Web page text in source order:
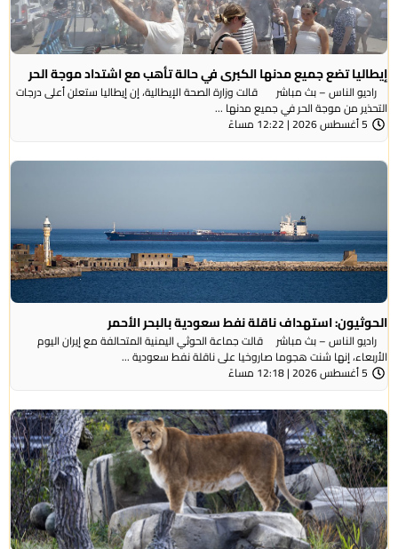
إيطاليا تضع جميع مدنها الكبرى في حالة تأهب مع اشتداد موجة الحر
راديو الناس – بث مباشر قالت وزارة الصحة الإيطالية، إن إيطاليا ستعلن أعلى درجات
التحذير من موجة ​الحر في جميع مدنها ...
5 أغسطس 2026 | 12:22 مساءً
الحوثيون: استهداف ناقلة نفط سعودية بالبحر الأحمر
راديو الناس – بث مباشر قالت جماعة الحوثي ​اليمنية المتحالفة ​مع إيران اليوم
الأربعاء، ⁠إنها شنت ​هجوما صاروخيا على ​ناقلة نفط سعودية ...
5 أغسطس 2026 | 12:18 مساءً